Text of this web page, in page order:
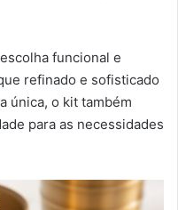
funcional e
refinado e sofisticado
única, o kit também
para as necessidades